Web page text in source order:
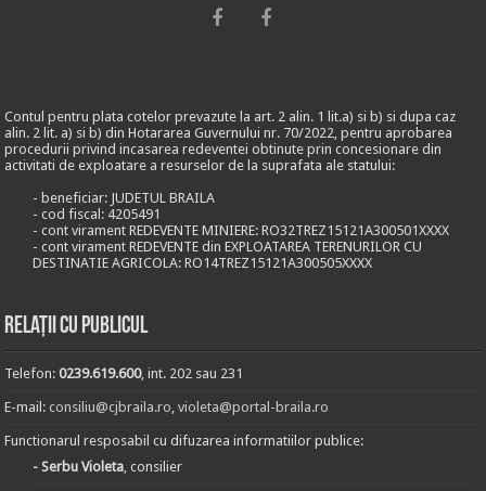
Contul pentru plata cotelor prevazute la art. 2 alin. 1 lit.a) si b) si dupa caz
alin. 2 lit. a) si b) din Hotararea Guvernului nr. 70/2022, pentru aprobarea
procedurii privind incasarea redeventei obtinute prin concesionare din
activitati de exploatare a resurselor de la suprafata ale statului:
- beneficiar: JUDETUL BRAILA
- cod fiscal: 4205491
- cont virament REDEVENTE MINIERE: RO32TREZ15121A300501XXXX
- cont virament REDEVENTE din EXPLOATAREA TERENURILOR CU
DESTINATIE AGRICOLA: RO14TREZ15121A300505XXXX
Relații cu publicul
Telefon:0239.619.600, int. 202 sau 231
E-mail:consiliu@cjbraila.ro,violeta@portal-braila.ro
Functionarul resposabil cu difuzarea informatiilor publice:
- Serbu Violeta, consilier